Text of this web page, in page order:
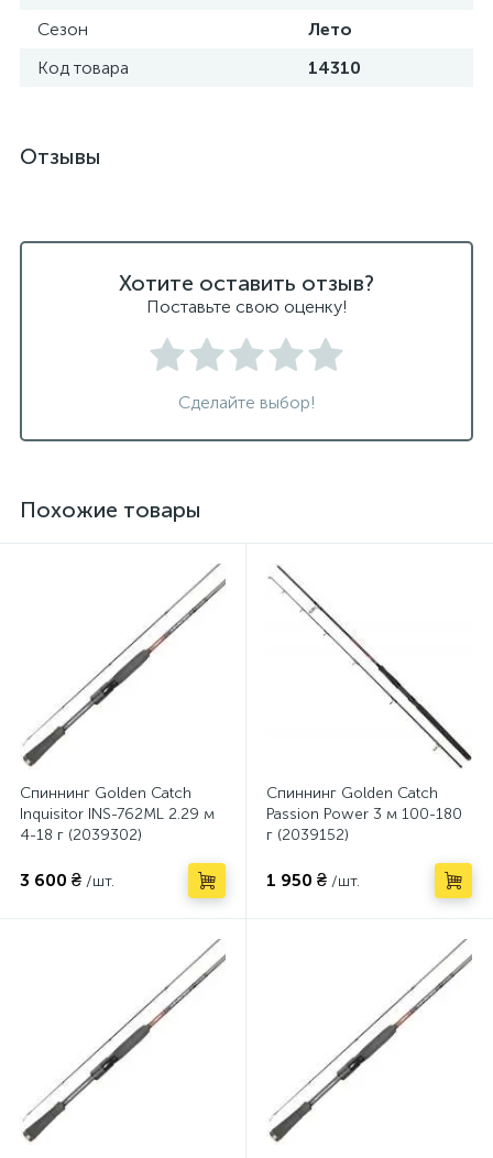
Сезон
Лето
Код товара
14310
Отзывы
Хотите оставить отзыв?
Поставьте свою оценку!
Сделайте выбор!
Похожие товары
Спиннинг Golden Catch
Inquisitor INS-762ML 2.29 м
4-18 г (2039302)
3 600 ₴ /шт.
Спиннинг Golden Catch
Passion Power 3 м 100-180
г (2039152)
1 950 ₴ /шт.